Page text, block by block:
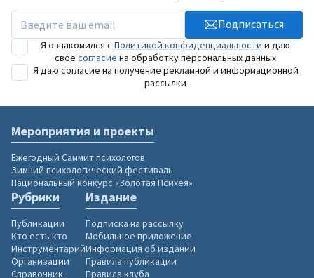
Подписаться
Я ознакомился с Политикой конфиденциальности и даю
своё согласие на обработку персональных данных
Я даю согласие на получение рекламной и информационной
рассылки
Мероприятия и проекты
Ежегодный Саммит психологов
Зимний психологический фестиваль
Национальный конкурс «Золотая Психея»
Рубрики
Публикации
Кто есть кто
Инструментарий
Организации
Справочник
Издание
Подписка на рассылку
Мобильное приложение
Информация об издании
Правила публикации
Правила клуба